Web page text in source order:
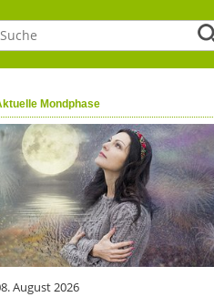
Mondphase
August 2026